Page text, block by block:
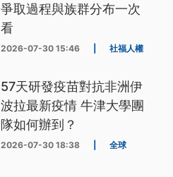
爭取過程與族群分布一次
看
2026-07-30 15:46 社福人權
57天研發疫苗對抗非洲伊
波拉最新疫情 牛津大學團
隊如何辦到？
2026-07-30 18:38 全球